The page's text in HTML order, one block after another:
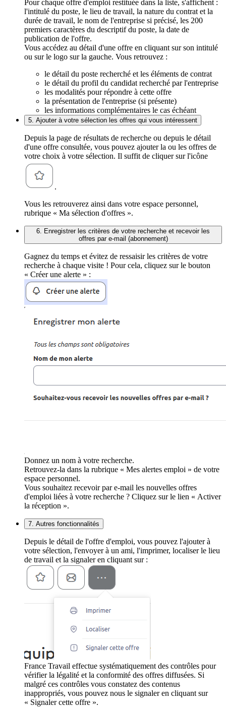
Pour chaque offre d'emploi restituée dans la liste, s'affichent :
l'intitulé du poste, le lieu de travail, la nature du contrat et la
durée de travail, le nom de l'entreprise si précisé, les 200
premiers caractères du descriptif du poste, la date de
publication de l'offre.
Vous accédez au détail d'une offre en cliquant sur son intitulé
ou sur le logo sur la gauche. Vous retrouvez :
le détail du poste recherché et les éléments de contrat
le détail du profil du candidat recherché par l'entreprise
les modalités pour répondre à cette offre
la présentation de l'entreprise (si présente)
les informations complémentaires le cas échéant
5. Ajouter à votre sélection les offres qui vous intéressent
Depuis la page de résultats de recherche ou depuis le détail
d'une offre consultée, vous pouvez ajouter la ou les offres de
votre choix à votre sélection. Il suffit de cliquer sur l'icône
.
Vous les retrouverez ainsi dans votre espace personnel,
rubrique « Ma sélection d'offres ».
6. Enregistrer les critères de votre recherche et recevoir les
offres par e-mail (abonnement)
Gagnez du temps et évitez de ressaisir les critères de votre
recherche à chaque visite ! Pour cela, cliquez sur le bouton
« Créer une alerte » :
Donnez un nom à votre recherche.
Retrouvez-la dans la rubrique « Mes alertes emploi » de votre
espace personnel.
Vous souhaitez recevoir par e-mail les nouvelles offres
d'emploi liées à votre recherche ? Cliquez sur le lien « Activer
la réception ».
7. Autres fonctionnalités
Depuis le détail de l'offre d'emploi, vous pouvez l'ajouter à
votre sélection, l'envoyer à un ami, l'imprimer, localiser le lieu
de travail et la signaler en cliquant sur :
France Travail effectue systématiquement des contrôles pour
vérifier la légalité et la conformité des offres diffusées. Si
malgré ces contrôles vous constatez des contenus
inappropriés, vous pouvez nous le signaler en cliquant sur
« Signaler cette offre ».